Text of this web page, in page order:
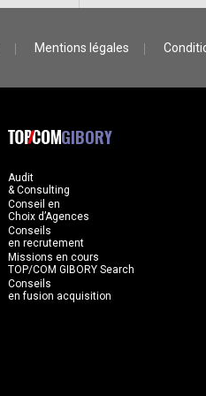
Mentions légales
GIBORY
Audit
& Consulting
Conseil en
Choix d’Agences
Conseils
en recrutement
Missions en cours
TOP/COM GIBORY Search
Conseils
en fusion acquisition